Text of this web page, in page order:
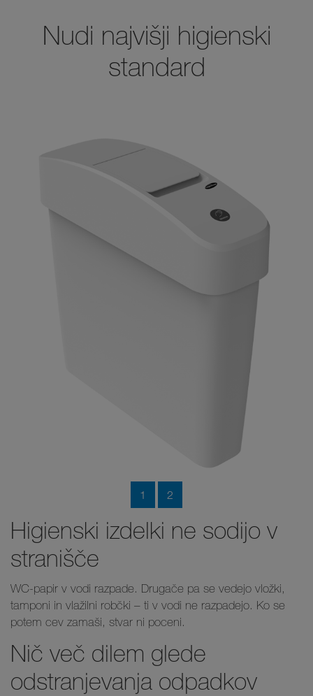
Nudi najvišji higienski
standard
1 2
Higienski izdelki ne sodijo v
stranišče
WC-papir v vodi razpade. Drugače pa se vedejo vložki,
tamponi in vlažilni robčki – ti v vodi ne razpadejo. Ko se
potem cev zamaši, stvar ni poceni.
Nič več dilem glede
odstranjevanja odpadkov